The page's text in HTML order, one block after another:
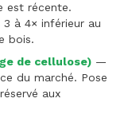
est récente.
à 4× inférieur au
bois.
de cellulose) —
du marché. Pose
aux